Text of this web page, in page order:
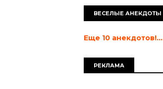
ВЕСЕЛЫЕ АНЕКДОТЫ
Еще 10 анекдотов!...
РЕКЛАМА